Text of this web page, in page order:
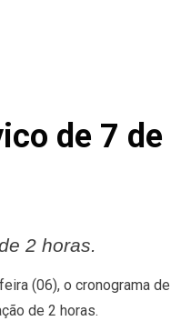
de 7 de
2 horas.
(06), o cronograma de
de 2 horas.